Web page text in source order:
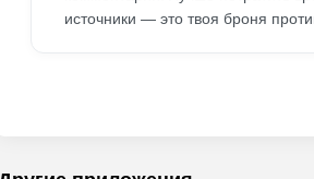
источники — это твоя броня